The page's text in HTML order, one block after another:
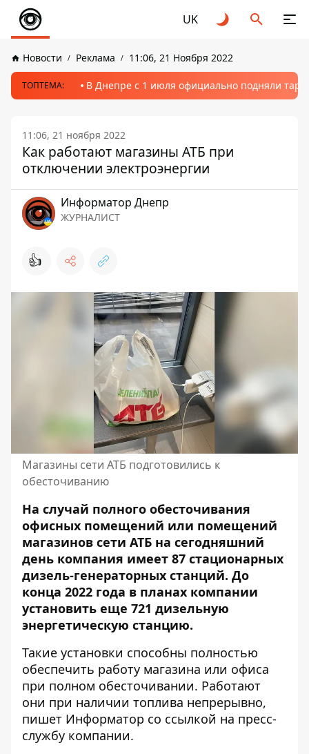
UK
Новости Реклама 11:06, 21 Ноября 2022
ТОПТЕМА: В Днепре с 1 июля официально подняли
11:06, 21 ноября 2022
Как работают магазины АТБ при
отключении электроэнергии
Информатор Днепр
ЖУРНАЛИСТ
👍
Магазины сети АТБ подготовились к
обесточиванию
На случай полного обесточивания
офисных помещений или помещений
магазинов сети АТБ на сегодняшний
день компания имеет 87 стационарных
дизель-генераторных станций. До
конца 2022 года в планах компании
установить еще 721 дизельную
энергетическую станцию.
Такие установки способны полностью
обеспечить работу магазина или офиса
при полном обесточивании. Работают
они при наличии топлива непрерывно,
пишет Информатор со ссылкой на пресс-
службу компании.